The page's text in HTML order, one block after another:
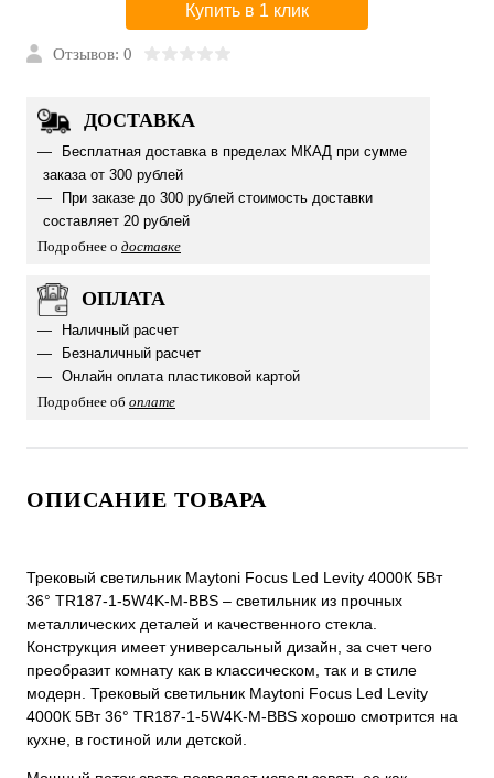
Купить в 1 клик
Отзывов: 0
ДОСТАВКА
Бесплатная доставка в пределах МКАД при сумме
заказа от 300 рублей
При заказе до 300 рублей стоимость доставки
составляет 20 рублей
Подробнее о доставке
ОПЛАТА
Наличный расчет
Безналичный расчет
Онлайн оплата пластиковой картой
Подробнее об оплате
ОПИСАНИЕ ТОВАРА
Трековый светильник Maytoni Focus Led Levity 4000К 5Вт
36° TR187-1-5W4K-M-BBS – светильник из прочных
металлических деталей и качественного стекла.
Конструкция имеет универсальный дизайн, за счет чего
преобразит комнату как в классическом, так и в стиле
модерн. Трековый светильник Maytoni Focus Led Levity
4000К 5Вт 36° TR187-1-5W4K-M-BBS хорошо смотрится на
кухне, в гостиной или детской.